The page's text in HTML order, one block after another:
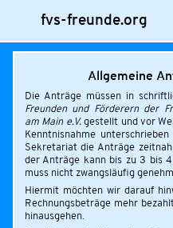
fvs-freunde.org
Allgemeine
Die Anträge müssen in
Freunden und Förderern der
am Main e.V.gestellt und vor
Kenntnisnahme
Sekretariat die Anträge
der Anträge kann bis zu 3 bis
muss nicht zwangsläufig
Hiermit möchten wir darauf
Rechnungsbeträge mehr
hinausgehen.